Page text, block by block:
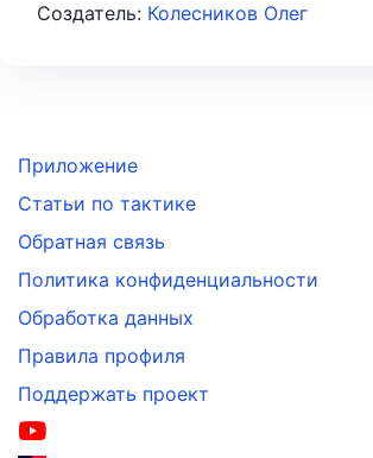
Создатель: Колесников Олег
Приложение
Статьи по тактике
Обратная связь
Политика конфиденциальности
Обработка данных
Правила профиля
Поддержать проект